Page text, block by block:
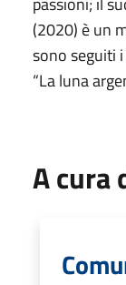
(2020) è un
sono seguiti
“La luna
A cura